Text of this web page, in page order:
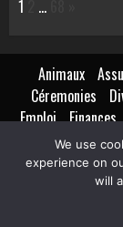
Page:
1 …
Animaux
Céremonies
Emploi Finances
Loisirs Maison
Mode Nutrition
We use
experience on
will